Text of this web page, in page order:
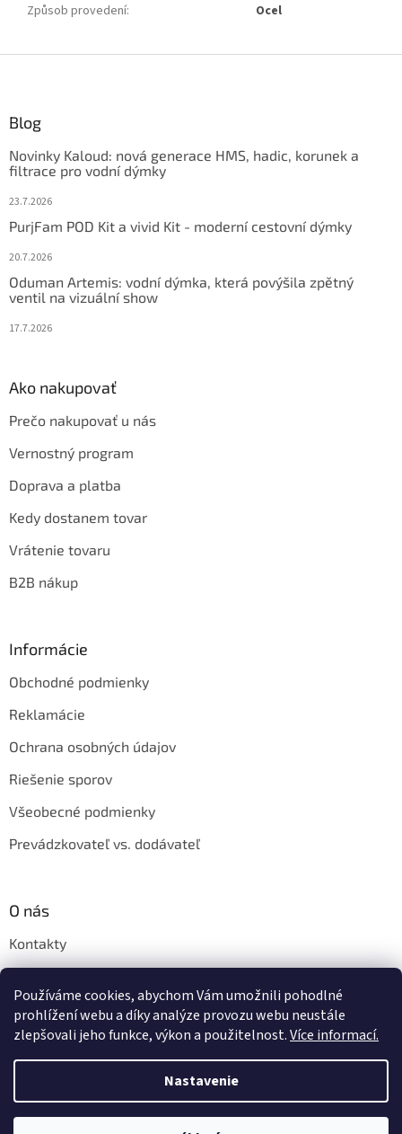
Používáme cookies, abychom Vám umožnili pohodlné
prohlížení webu a díky analýze provozu webu neustále
zlepšovali jeho funkce, výkon a použitelnost.Více informací.
Nastavenie
Způsob provedení: Ocel
Blog
Novinky Kaloud: nová generace HMS, hadic, korunek a
filtrace pro vodní dýmky
23.7.2026
PurjFam POD Kit a vivid Kit - moderní cestovní dýmky
20.7.2026
Oduman Artemis: vodní dýmka, která povýšila zpětný
ventil na vizuální show
17.7.2026
Ako nakupovať
Prečo nakupovať u nás
Vernostný program
Doprava a platba
Kedy dostanem tovar
Vrátenie tovaru
B2B nákup
Informácie
Obchodné podmienky
Reklamácie
Ochrana osobných údajov
Riešenie sporov
Všeobecné podmienky
Prevádzkovateľ vs. dodávateľ
O nás
Kontakty
Napíšte nám
Vytvoril Shoptet